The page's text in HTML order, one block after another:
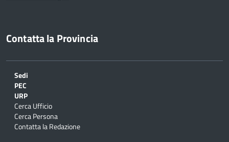
Contatta la Provincia
Sedi
PEC
URP
Cerca Ufficio
Cerca Persona
Contatta la Redazione